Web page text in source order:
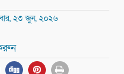
২৩ জুন, ২০২৬